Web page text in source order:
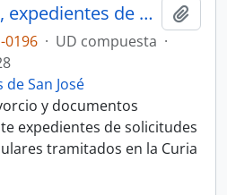
Juicios de divorcio, expedientes de solicitudes y documentos diversos
0196 · UD compuesta ·
San José
y documentos
expedientes de solicitudes
tramitados en la Curia